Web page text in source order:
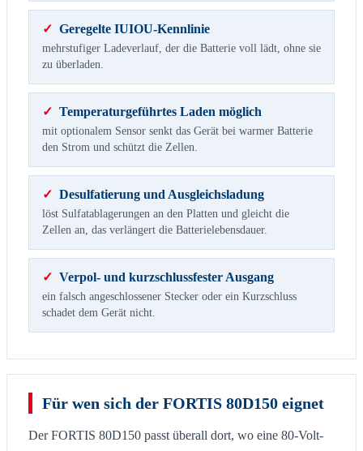
✓ Geregelte IUIOU-Kennlinie
mehrstufiger Ladeverlauf, der die Batterie voll lädt, ohne sie
zu überladen.
✓ Temperaturgeführtes Laden möglich
mit optionalem Sensor senkt das Gerät bei warmer Batterie
den Strom und schützt die Zellen.
✓ Desulfatierung und Ausgleichsladung
löst Sulfatablagerungen an den Platten und gleicht die
Zellen an, das verlängert die Batterielebensdauer.
✓ Verpol- und kurzschlussfester Ausgang
ein falsch angeschlossener Stecker oder ein Kurzschluss
schadet dem Gerät nicht.
Für wen sich der FORTIS 80D150 eignet
Der FORTIS 80D150 passt überall dort, wo eine 80-Volt-